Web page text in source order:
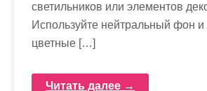
светильников или элементов
Используйте нейтральный фон и
цветные […]
Читать далее →